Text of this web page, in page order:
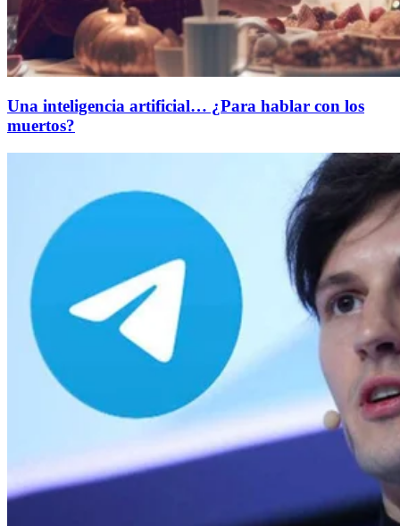
Una inteligencia artificial… ¿Para hablar con los
muertos?